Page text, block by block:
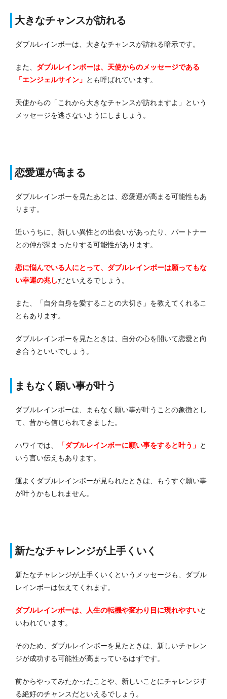
大きなチャンスが訪れる
ダブルレインボーは、大きなチャンスが訪れる暗示です。
また、 ダブルレインボーは、天使からのメッセージである
「エンジェルサイン」 とも呼ばれています。
天使からの「これから大きなチャンスが訪れますよ」という
メッセージを逃さないようにしましょう。
恋愛運が高まる
ダブルレインボーを見たあとは、恋愛運が高まる可能性もあ
ります。
近いうちに、新しい異性との出会いがあったり、パートナー
との仲が深まったりする可能性があります。
恋に悩んでいる人にとって、ダブルレインボーは願ってもな
い幸運の兆しだといえるでしょう。
また、「自分自身を愛することの大切さ」を教えてくれるこ
ともあります。
ダブルレインボーを見たときは、自分の心を開いて恋愛と向
き合うといいでしょう。
まもなく願い事が叶う
ダブルレインボーは、まもなく願い事が叶うことの象徴とし
て、昔から信じられてきました。
ハワイでは、 「ダブルレインボーに願い事をすると叶う」 と
いう言い伝えもあります。
運よくダブルレインボーが見られたときは、もうすぐ願い事
が叶うかもしれません。
新たなチャレンジが上手くいく
新たなチャレンジが上手くいくというメッセージも、ダブル
レインボーは伝えてくれます。
ダブルレインボーは、人生の転機や変わり目に現れやすいと
いわれています。
そのため、ダブルレインボーを見たときは、新しいチャレン
ジが成功する可能性が高まっているはずです。
前からやってみたかったことや、新しいことにチャレンジす
る絶好のチャンスだといえるでしょう。